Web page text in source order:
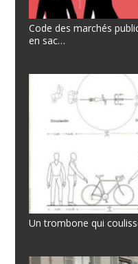
Code des marchés
en sac…
Un trombone qui